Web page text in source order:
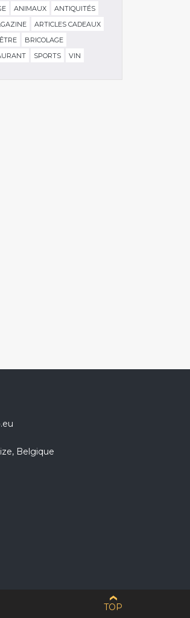
ANIMAUX
ANTIQUITÉS
ARTICLES CADEAUX
BRICOLAGE
SPORTS VIN
Belgique
TOP